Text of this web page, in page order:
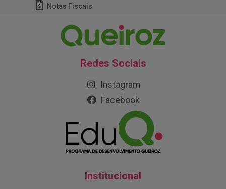
Notas Fiscais
Redes Sociais
Instagram
Facebook
Institucional